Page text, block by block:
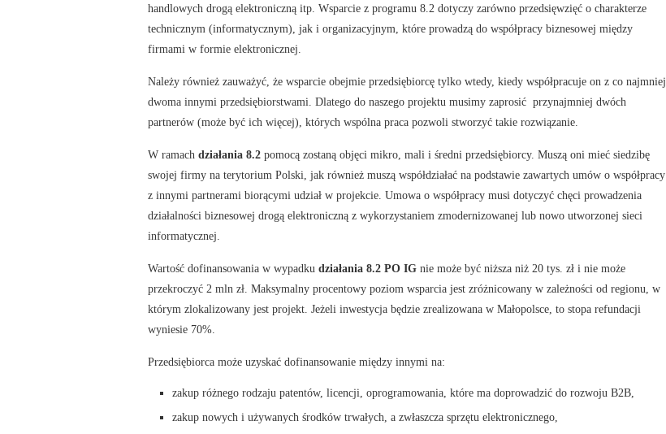
handlowych drogą elektroniczną itp. Wsparcie z programu 8.2 dotyczy zarówno przedsięwzięć o charakterze
technicznym (informatycznym), jak i organizacyjnym, które prowadzą do współpracy biznesowej między
firmami w formie elektronicznej.
Należy również zauważyć, że wsparcie obejmie przedsiębiorcę tylko wtedy, kiedy współpracuje on z co najmniej
dwoma innymi przedsiębiorstwami. Dlatego do naszego projektu musimy zaprosić przynajmniej dwóch
partnerów (może być ich więcej), których wspólna praca pozwoli stworzyć takie rozwiązanie.
W ramach działania 8.2 pomocą zostaną objęci mikro, mali i średni przedsiębiorcy. Muszą oni mieć siedzibę
swojej firmy na terytorium Polski, jak również muszą współdziałać na podstawie zawartych umów o współpracy
z innymi partnerami biorącymi udział w projekcie. Umowa o współpracy musi dotyczyć chęci prowadzenia
działalności biznesowej drogą elektroniczną z wykorzystaniem zmodernizowanej lub nowo utworzonej sieci
informatycznej.
Wartość dofinansowania w wypadku działania 8.2 PO IG nie może być niższa niż 20 tys. zł i nie może
przekroczyć 2 mln zł. Maksymalny procentowy poziom wsparcia jest zróżnicowany w zależności od regionu, w
którym zlokalizowany jest projekt. Jeżeli inwestycja będzie zrealizowana w Małopolsce, to stopa refundacji
wyniesie 70%.
Przedsiębiorca może uzyskać dofinansowanie między innymi na:
zakup różnego rodzaju patentów, licencji, oprogramowania, które ma doprowadzić do rozwoju B2B,
zakup nowych i używanych środków trwałych, a zwłaszcza sprzętu elektronicznego,